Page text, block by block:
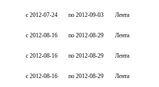
c 2012-07-24 по 2012-09-03 Лента
c 2012-08-16 по 2012-08-29 Лента
c 2012-08-16 по 2012-08-29 Лента
c 2012-08-16 по 2012-08-29 Лента